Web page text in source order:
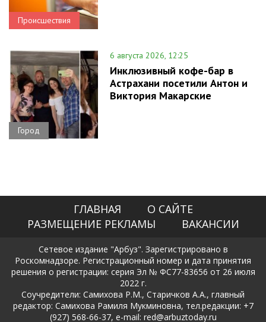
Происшествия
Город
6 августа 2026, 12:25
Инклюзивный кофе-бар в
Астрахани посетили Антон и
Виктория Макарские
ГЛАВНАЯ
О САЙТЕ
РАЗМЕЩЕНИЕ РЕКЛАМЫ
ВАКАНСИИ
Сетевое издание "Арбуз". Зарегистрировано в
Роскомнадзоре. Регистрационный номер и дата принятия
решения о регистрации: серия Эл № ФС77-83656 от 26 июля
2022 г.
Соучредители: Самихова Р.М., Старичков А.А., главный
редактор: Самихова Рамиля Мукминовна, тел.редакции: +7
(927) 568-66-37, e-mail: red@arbuztoday.ru